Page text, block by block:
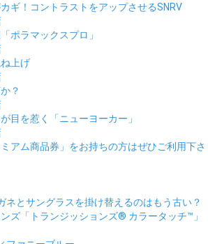
ギ！コントラストをアップさせるSNRV
ポラマックスプロ」
上げ
？
目を惹く「ニューヨーカー」
アム商品券」をお持ちの方はぜひご利用下さ
ネとサングラスを掛け替えるのはもう古い？
ズ「トランジッションズ® カラータッチ™」